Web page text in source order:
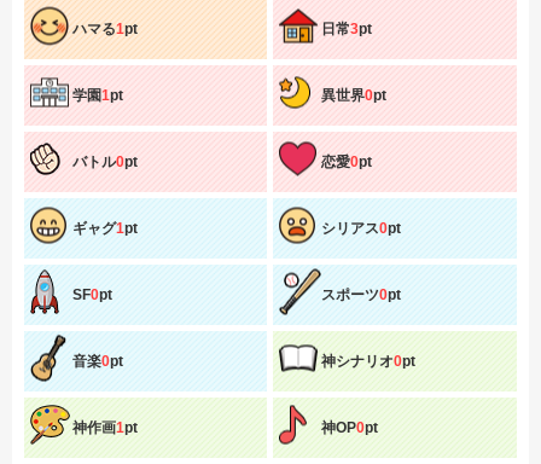
ハマる1pt 日常3pt
学園1pt 異世界0pt
バトル0pt 恋愛0pt
ギャグ1pt シリアス0pt
SF0pt スポーツ0pt
音楽0pt 神シナリオ0pt
神作画1pt 神OP0pt